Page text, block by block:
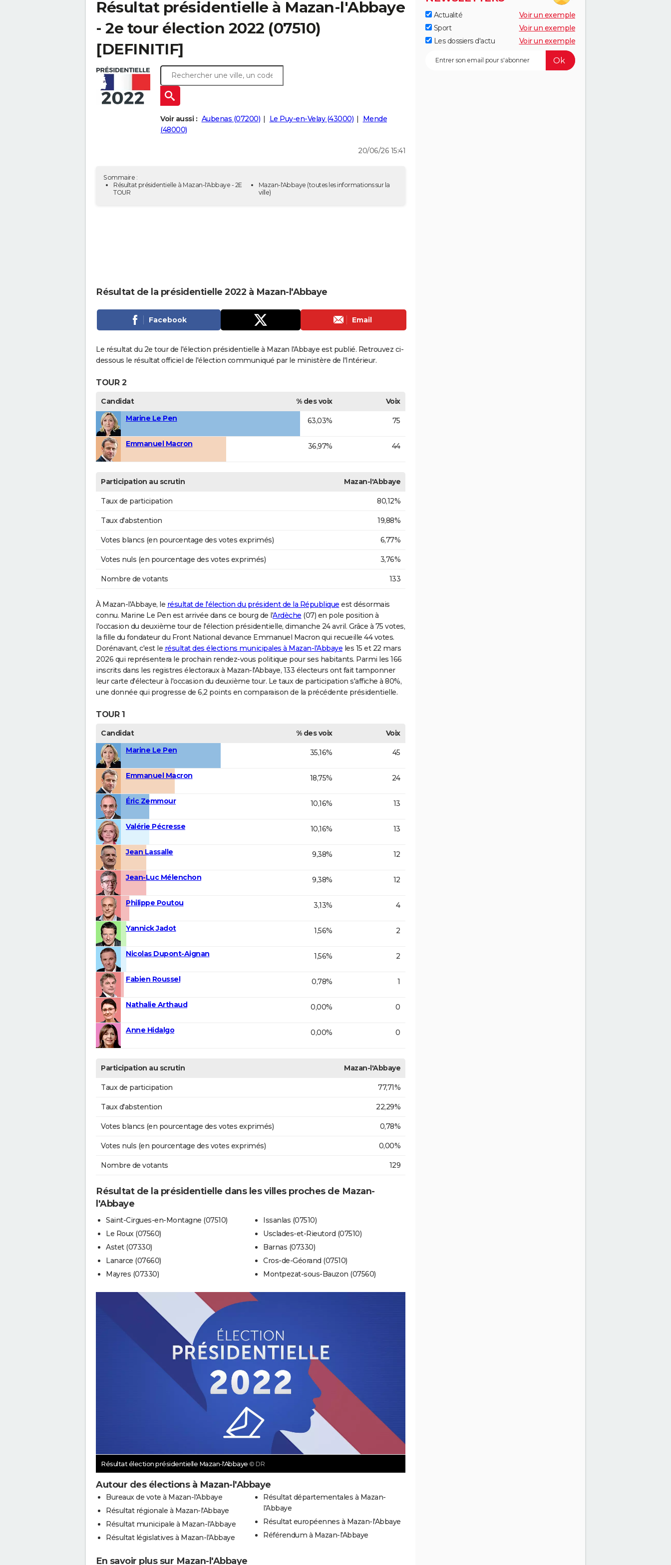
Résultat présidentielle à Mazan-l'Abbaye
- 2e tour élection 2022 (07510)
[DEFINITIF]
Voir aussi : Aubenas (07200) Le Puy-en-Velay (43000)
Mende
(48000)
20/06/26 15:41
Sommaire :
Résultat présidentielle à Mazan-l'Abbaye - 2E
TOUR
Mazan-l'Abbaye (toutes les informations sur la
ville)
Résultat de la présidentielle 2022 à Mazan-l'Abbaye
Facebook Email
Le résultat du 2e tour de l'élection présidentielle à Mazan l'Abbaye est publié. Retrouvez ci-
dessous le résultat officiel de l'élection communiqué par le ministère de l'Intérieur.
TOUR 2
Candidat % des voix
Voix
Marine Le Pen
63,03% 75
Emmanuel Macron 36,97% 44
Participation au scrutin Mazan-l'Abbaye
Taux de participation 80,12%
Taux d'abstention 19,88%
Votes blancs (en pourcentage des votes exprimés) 6,77%
Votes nuls (en pourcentage des votes exprimés) 3,76%
Nombre de votants 133
À Mazan-l'Abbaye, le résultat de l'élection du président de la République est désormais
connu. Marine Le Pen est arrivée dans ce bourg de l'Ardèche (07) en pole position à
l'occasion du deuxième tour de l'élection présidentielle, dimanche 24 avril. Grâce à 75 votes,
la fille du fondateur du Front National devance Emmanuel Macron qui recueille 44 votes.
Dorénavant, c'est le résultat des élections municipales à Mazan-l'Abbaye les 15 et 22 mars
2026 qui représentera le prochain rendez-vous politique pour ses habitants. Parmi les 166
inscrits dans les registres électoraux à Mazan-l'Abbaye, 133 électeurs ont fait tamponner
leur carte d'électeur à l'occasion du deuxième tour. Le taux de participation s'affiche à 80%,
une donnée qui progresse de 6,2 points en comparaison de la précédente présidentielle.
TOUR 1
Candidat % des voix
Voix
Marine Le Pen
35,16% 45
Emmanuel Macron 18,75% 24
Éric Zemmour 10,16% 13
Valérie Pécresse 10,16% 13
Jean Lassalle 9,38% 12
Jean-Luc Mélenchon 9,38% 12
Philippe Poutou 3,13% 4
Yannick Jadot 1,56% 2
Nicolas Dupont-Aignan 1,56% 2
Fabien Roussel 0,78% 1
Nathalie Arthaud 0,00% 0
Anne Hidalgo 0,00% 0
Participation au scrutin Mazan-l'Abbaye
Taux de participation 77,71%
Taux d'abstention 22,29%
Votes blancs (en pourcentage des votes exprimés) 0,78%
Votes nuls (en pourcentage des votes exprimés) 0,00%
Nombre de votants 129
Résultat de la présidentielle dans les villes proches de Mazan-
l'Abbaye
Saint-Cirgues-en-Montagne (07510)
Le Roux (07560)
Astet (07330)
Lanarce (07660)
Mayres (07330)
Issanlas (07510)
Usclades-et-Rieutord (07510)
Barnas (07330)
Cros-de-Géorand (07510)
Montpezat-sous-Bauzon (07560)
Résultat élection présidentielle Mazan-l'Abbaye © DR
Autour des élections à Mazan-l'Abbaye
Bureaux de vote à Mazan-l'Abbaye
Résultat régionale à Mazan-l'Abbaye
Résultat municipale à Mazan-l'Abbaye
Résultat législatives à Mazan-l'Abbaye
Résultat départementales à Mazan-
l'Abbaye
Résultat européennes à Mazan-l'Abbaye
Référendum à Mazan-l'Abbaye
En savoir plus sur Mazan-l'Abbaye
Actualité
Voir un exemple
Sport
Voir un exemple
Les dossiers d'actu
Voir un exemple